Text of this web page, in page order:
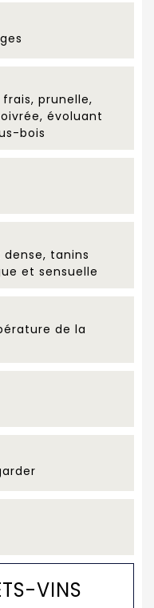
prunelle,
évoluant
bois
tanins
et sensuelle
de la
VINS